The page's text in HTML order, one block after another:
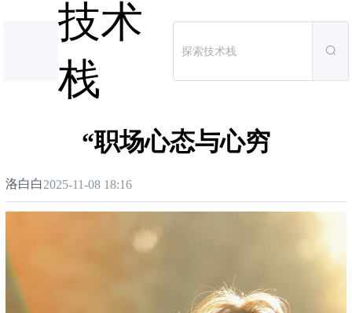
技术
栈
“职场心态与心穷
洛白白2025-11-08 18:16